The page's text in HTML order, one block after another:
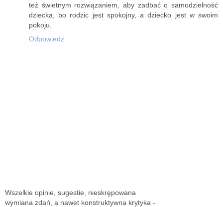
też świetnym rozwiązaniem, aby zadbać o samodzielność
dziecka, bo rodzic jest spokojny, a dziecko jest w swoim
pokoju.
Odpowiedz
Wszelkie opinie, sugestie, nieskrępowana
wymiana zdań, a nawet konstruktywna krytyka -